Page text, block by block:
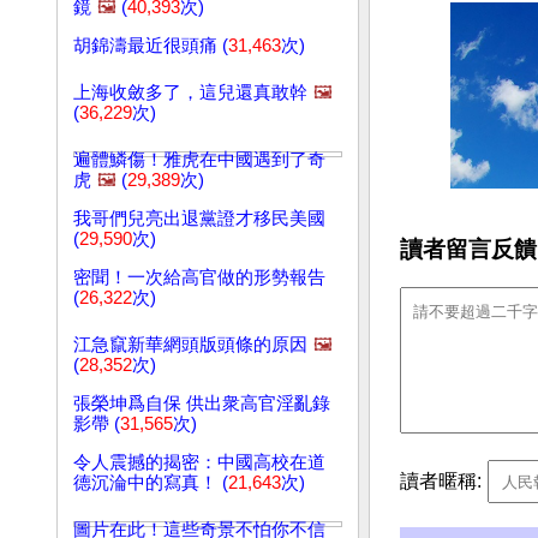
鏡 🖼️ (40,393次)
胡錦濤最近很頭痛 (31,463次)
上海收斂多了，這兒還真敢幹 🖼️
(36,229次)
遍體鱗傷！雅虎在中國遇到了奇
虎 🖼️ (29,389次)
我哥們兒亮出退黨證才移民美國
(29,590次)
密聞！一次給高官做的形勢報告
(26,322次)
江急竄新華網頭版頭條的原因 🖼️
(28,352次)
張榮坤爲自保 供出衆高官淫亂錄
影帶 (31,565次)
令人震撼的揭密：中國高校在道
德沉淪中的寫真！ (21,643次)
圖片在此！這些奇景不怕你不信
讀者留言反
讀者暱稱: